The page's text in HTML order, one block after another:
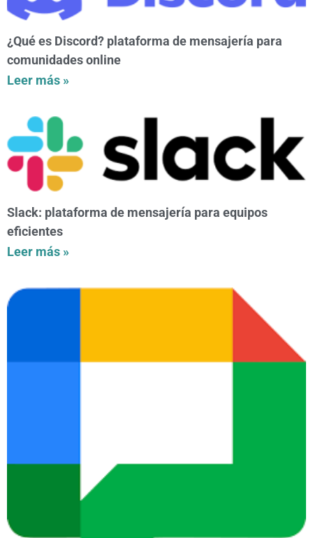
¿Qué es Discord? plataforma de mensajería para
comunidades online
Leer más »
Slack: plataforma de mensajería para equipos
eficientes
Leer más »